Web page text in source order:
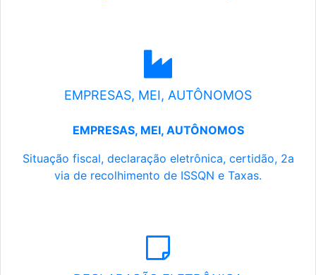
EMPRESAS, MEI, AUTÔNOMOS
EMPRESAS, MEI, AUTÔNOMOS
Situação fiscal, declaração eletrônica, certidão, 2a
via de recolhimento de ISSQN e Taxas.